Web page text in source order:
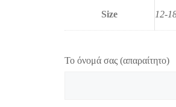
Size 12-
Το όνομά σας (απαραίτητο)